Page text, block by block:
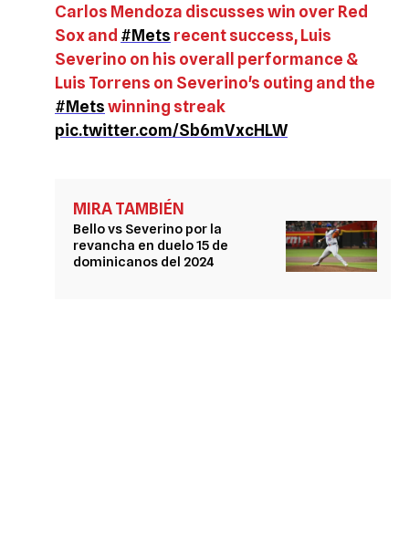
Carlos Mendoza discusses win over Red
Sox and #Mets recent success, Luis
Severino on his overall performance &
Luis Torrens on Severino's outing and the
#Metswinning streak
pic.twitter.com/Sb6mVxcHLW
MIRA TAMBIÉN
Bello vs Severino por la
revancha en duelo 15 de
dominicanos del 2024